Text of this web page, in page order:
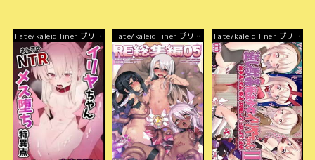
Fate/kaleid liner プリズ
マ☆イリヤ
Fate/kaleid liner プリズ
マ☆イリヤ
Fate/kaleid liner プリズ
マ☆イリヤ